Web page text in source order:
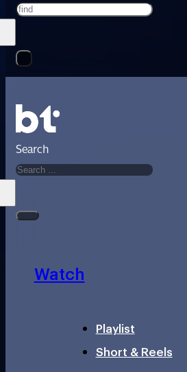
Search
Watch
Playlist
Short & Reels